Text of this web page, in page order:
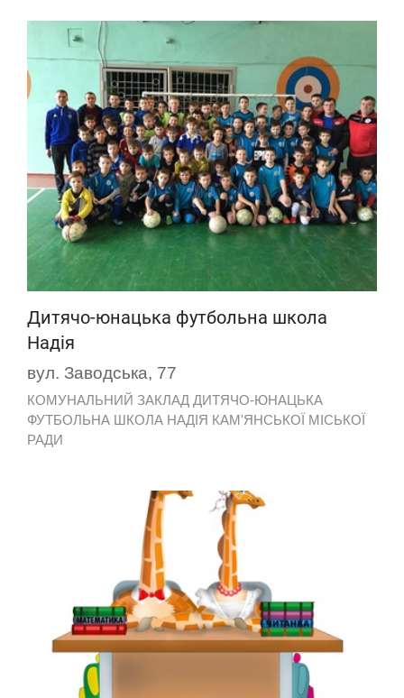
Дитячо-юнацька футбольна школа
Надія
вул. Заводська, 77
КОМУНАЛЬНИЙ ЗАКЛАД ДИТЯЧО-ЮНАЦЬКА
ФУТБОЛЬНА ШКОЛА НАДІЯ КАМ'ЯНСЬКОЇ МІСЬКОЇ
РАДИ